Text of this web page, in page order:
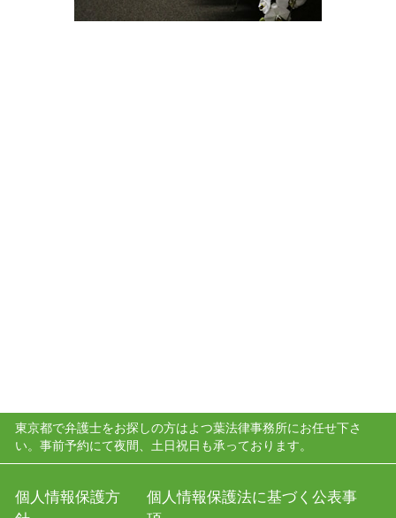
東京都で弁護士をお探しの方はよつ葉法律事務所にお任せ下さ
い。事前予約にて夜間、土日祝日も承っております。
個人情報保護方
個人情報保護法に基づく公表事